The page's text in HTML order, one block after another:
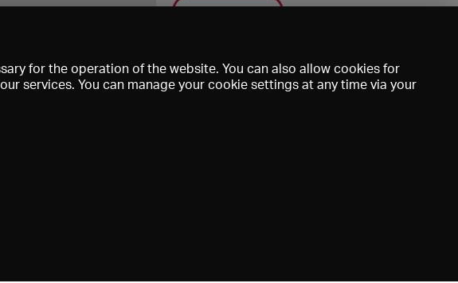
Save
for the operation of the website. You can also allow cookies for
services. You can manage your cookie settings at any time via your